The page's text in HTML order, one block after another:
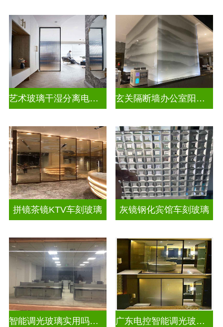
艺术玻璃干湿分离电视玻璃背景墙 玄关隔断墙办公室阳台挡门玻璃背景墙
拼镜茶镜KTV车刻玻璃 灰镜钢化宾馆车刻玻璃
智能调光玻璃实用吗现在 广东电控智能调光玻璃厂商排名